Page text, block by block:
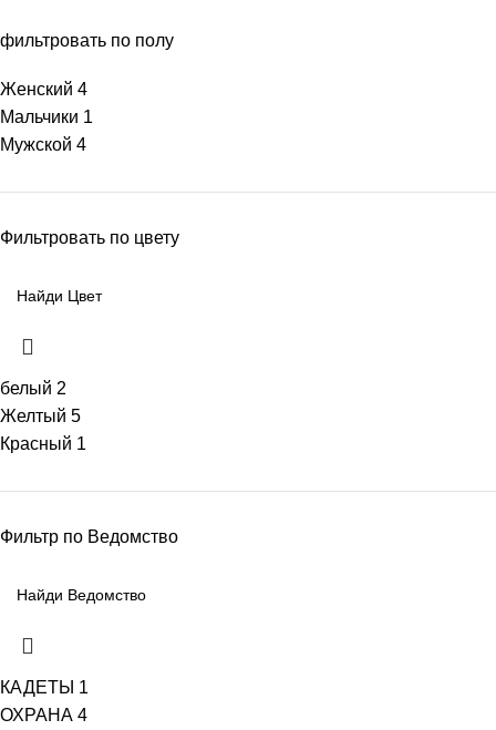
фильтровать по полу
Женский 4
Мальчики 1
Мужской 4
Фильтровать по цвету
белый 2
Желтый 5
Красный 1
Фильтр по Ведомство
КАДЕТЫ 1
ОХРАНА 4